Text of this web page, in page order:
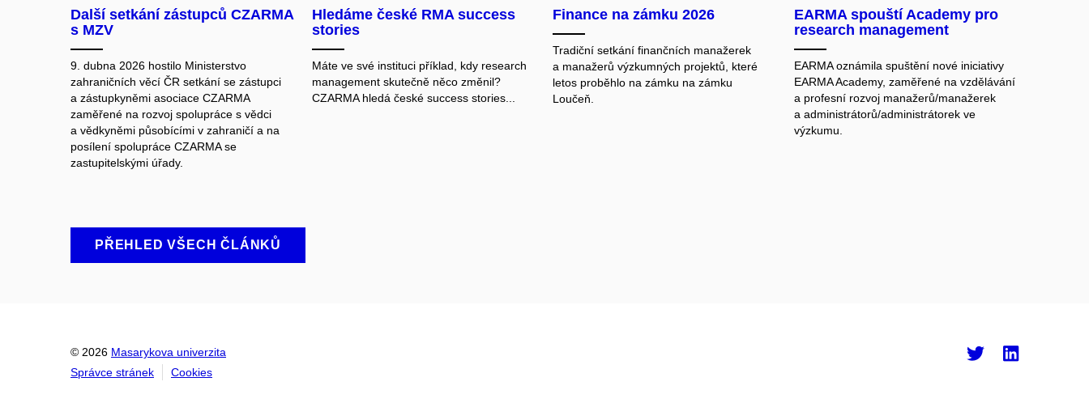
Další setkání zástupců CZARMA
s MZV
9. dubna 2026 hostilo Ministerstvo
zahraničních věcí ČR setkání se zástupci
a zástupkyněmi asociace CZARMA
zaměřené na rozvoj spolupráce s vědci
a vědkyněmi působícími v zahraničí a na
posílení spolupráce CZARMA se
zastupitelskými úřady.
Hledáme české RMA success
stories
Máte ve své instituci příklad, kdy research
management skutečně něco změnil?
CZARMA hledá české success stories...
Finance na zámku 2026
Tradiční setkání finančních manažerek
a manažerů výzkumných projektů, které
letos proběhlo na zámku na zámku
Loučeň.
EARMA spouští Academy pro
research management
EARMA oznámila spuštění nové iniciativy
EARMA Academy, zaměřené na vzdělávání
a profesní rozvoj manažerů/manažerek
a administrátorů/administrátorek ve
výzkumu.
PŘEHLED VŠECH ČLÁNKŮ
© 2026 Masarykova univerzita
Správce stránek
Cookies
Twitter